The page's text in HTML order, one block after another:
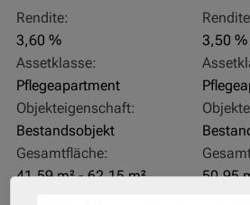
Rendite:
3,60 %
Assetklasse:
Pflegeapartment
Objekteigenschaft:
Bestandsobjekt
Gesamtfläche:
41,59 m² - 62,15 m²
3,50 %
50,95